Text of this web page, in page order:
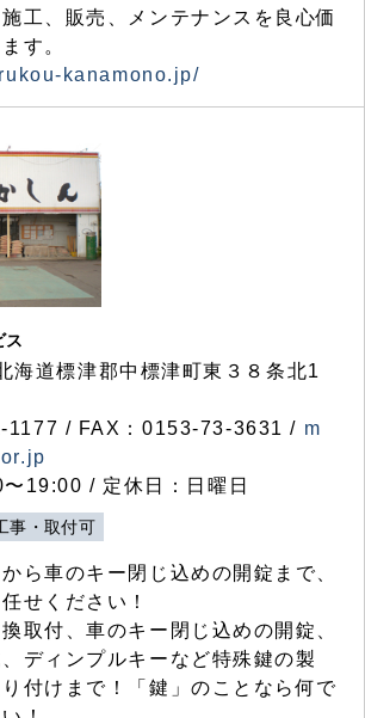
工、販売、メンテナンスを良心価
す。
kanamono.jp/
ス
道標津郡中標津町東３８条北1
1177 / FAX：0153-73-3631 / m
19:00 / 定休日：日曜日
事・取付可
ら車のキー閉じ込めの開錠まで、
せください！
取付、車のキー閉じ込めの開錠、
ディンプルキーなど特殊鍵の製
付けまで！「鍵」のことなら何で